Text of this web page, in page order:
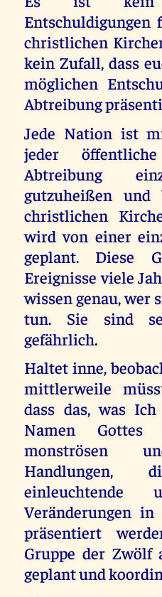
christlichen
kein Zufall, dass
möglichen
Abtreibung
Jede Nation ist
jeder
Abtreibung
gutzuheißen und
christlichen
wird von einer
geplant. Diese
Ereignisse viele
wissen genau, wer
tun. Sie sind
gefährlich.
Haltet inne,
mittlerweile
dass das, was
Namen
monströsen
einleuchtende
Veränderungen
präsentiert
Gruppe der Zwölf
geplant und